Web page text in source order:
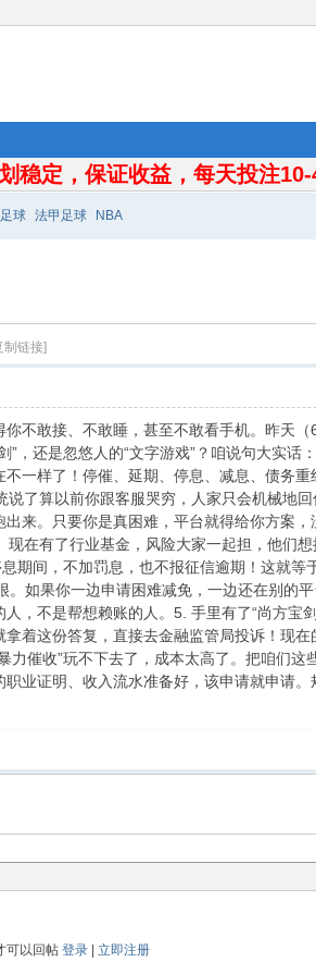
稳定，保证收益，每天投注
球 法甲足球 NBA
制链接]
不敢接、不敢睡，甚至不敢看手机。昨天
，还是忽悠人的“文字游戏”？咱说句大实话
一样了！停催、延期、停息、减息、债务
了算以前你跟客服哭穷，人家只会机械地
来。只要你是真困难，平台就得给你方案
在有了行业基金，风险大家一起担，他们
期间，不加罚息，也不报征信逾期！这就等
如果你一边申请困难减免，一边还在别的
，不是帮想赖账的人。5. 手里有了“尚方宝
着这份答复，直接去金融监管局投诉！现
催收”玩不下去了，成本太高了。把咱们
业证明、收入流水准备好，该申请就申请
可以回帖登录 |立即注册